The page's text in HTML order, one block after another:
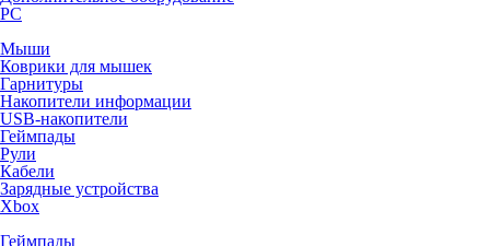
PC
Мыши
Коврики для мышек
Гарнитуры
Накопители информации
USB-накопители
Геймпады
Рули
Кабели
Зарядные устройства
Xbox
Геймпады